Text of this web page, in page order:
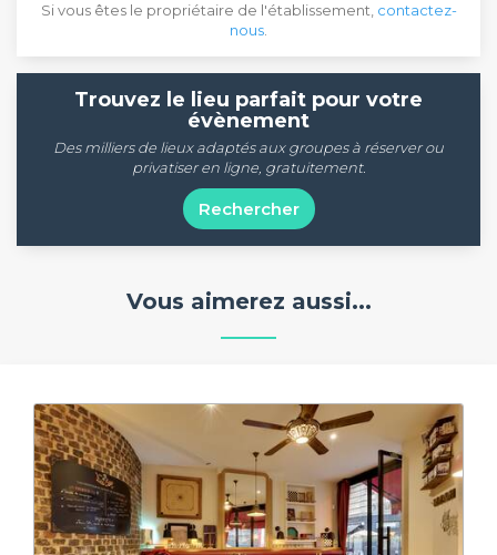
Si vous êtes le propriétaire de l'établissement, contactez-
nous
Trouvez le lieu parfait pour votre
évènement
Des milliers de lieux adaptés aux groupes à réserver ou
privatiser en ligne, gratuitement.
Rechercher
Vous aimerez aussi...